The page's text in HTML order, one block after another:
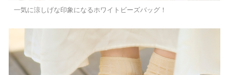
一気に涼しげな印象になるホワイトビーズバッグ！